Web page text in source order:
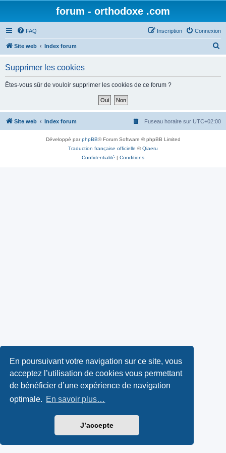
En poursuivant votre navigation sur ce site, vous
acceptez l’utilisation de cookies vous permettant
de bénéficier d’une expérience de navigation
optimale. En savoir plus…
J’accepte
forum - orthodoxe .com
FAQ Connexion
Inscription
Site web Index forum
h
Supprimer les cookies
Êtes-vous sûr de vouloir supprimer les cookies de ce forum ?
Site web Index forum Fuseau horaire sur UTC+02:00
Développé parphpBB® Forum Software © phpBB Limited
Traduction française officielle ©Qiaeru
Confidentialité | Conditions